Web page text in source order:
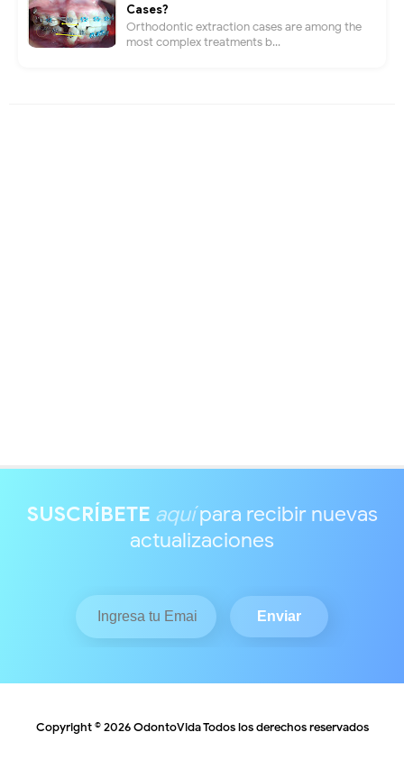
Cases?
Orthodontic extraction cases are among the
most complex treatments b...
SUSCRÍBETE aquípara recibir nuevas
actualizaciones
Copyright ©2026 OdontoVidaTodos los derechos reservados